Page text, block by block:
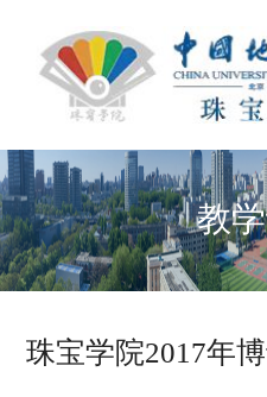
教
珠宝学院2017年